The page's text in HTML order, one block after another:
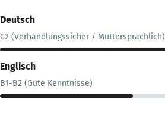
Deutsch
C2 (Verhandlungssicher / Muttersprachlich)
Englisch
B1-B2 (Gute Kenntnisse)